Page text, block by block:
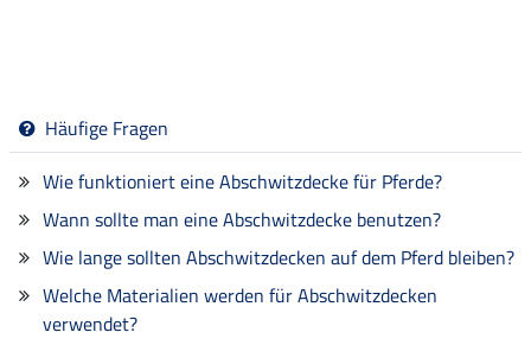
Häufige Fragen
Wie funktioniert eine Abschwitzdecke für Pferde?
Wann sollte man eine Abschwitzdecke benutzen?
Wie lange sollten Abschwitzdecken auf dem Pferd bleiben?
Welche Materialien werden für Abschwitzdecken
verwendet?